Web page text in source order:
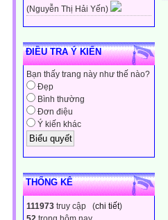
(Nguyễn Thị Hải Yến)
ĐIỀU TRA Ý KIẾN
Bạn thấy trang này như thế nào?
Đẹp
Bình thường
Đơn điệu
Ý kiến khác
THỐNG KÊ
111973 truy cập (chi tiết)